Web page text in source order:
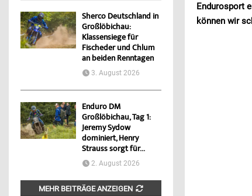
Endurosport
können wir
Sherco Deutschland in
Großlöbichau:
Klassensiege für
Fischeder und Chlum
an beiden Renntagen
3. August 2026
Enduro DM
Großlöbichau, Tag 1:
Jeremy Sydow
dominiert, Henry
Strauss sorgt für...
2. August 2026
MEHR BEITRÄGE ANZEIGEN